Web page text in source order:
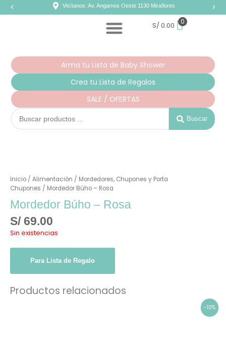
Visítanos: Av. Angamos Oeste 1130 Miraflores
S/ 0.00 0
Arma tu Lista de Baby Shower
Crea tu Lista de Regalos
SALE / OFERTAS
Search
Buscar
Inicio/ Alimentación / Mordedores, Chupones y Porta
Chupones / Mordedor Búho – Rosa
Mordedor Búho – Rosa
S/69.00
Sin existencias
Para Lista de Regalo
Productos relacionados
-10%
precio